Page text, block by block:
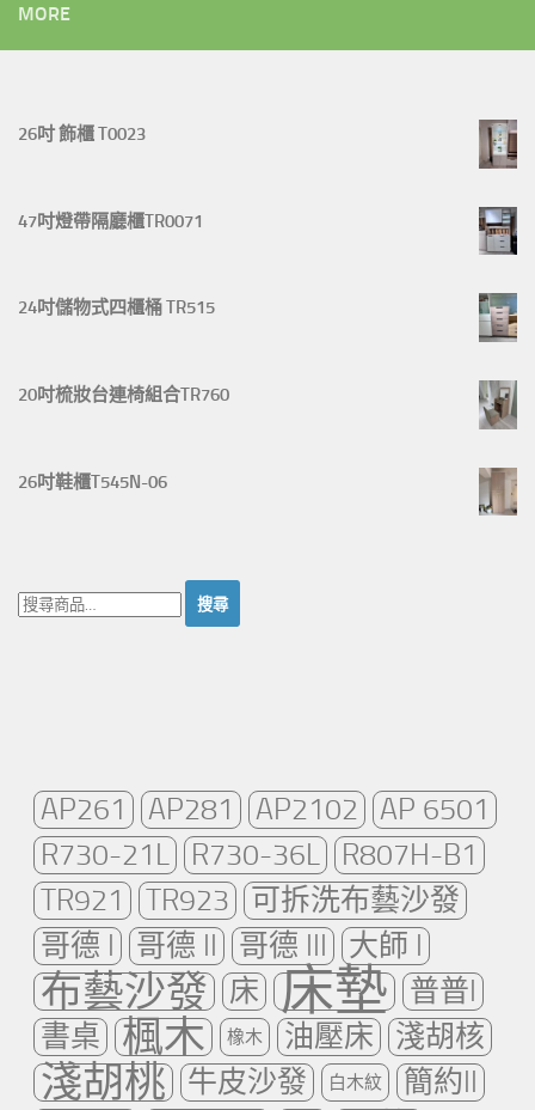
MORE
26吋 飾櫃 T0023
47吋燈帶隔廳櫃TR0071
24吋儲物式四櫃桶 TR515
20吋梳妝台連椅組合TR760
26吋鞋櫃T545N-06
搜
尋：
AP261 AP281 AP2102
AP 6501
R730-21L
R730-36L
R807H-B1
TR921
TR923
可拆洗布藝沙發
哥德 I
哥德 II 哥德 III 大師 I
布藝沙發 床 床墊
普普I
書桌
楓木 橡木 油壓床 淺胡核
淺胡桃 牛皮沙發 白木紋 簡約II